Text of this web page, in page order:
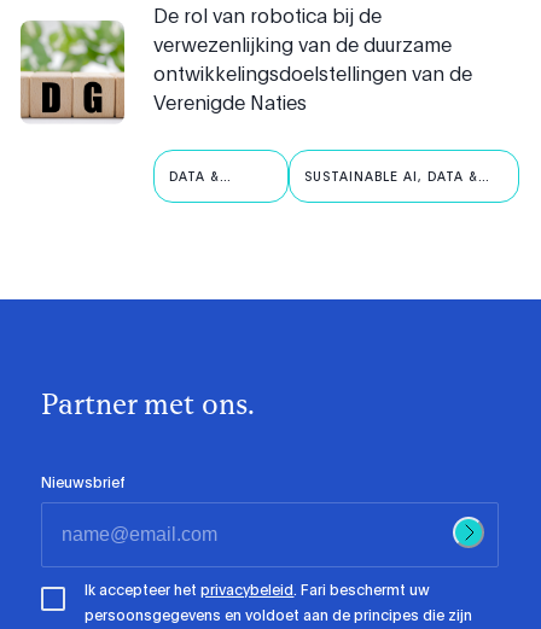
De rol van robotica bij de
verwezenlijking van de duurzame
ontwikkelingsdoelstellingen van de
Verenigde Naties
DATA &
SUSTAINABLE AI, DATA &
Partner met ons.
Nieuwsbrief
Ik accepteer hetprivacybeleid. Fari beschermt uw
persoonsgegevens en voldoet aan de principes die zijn